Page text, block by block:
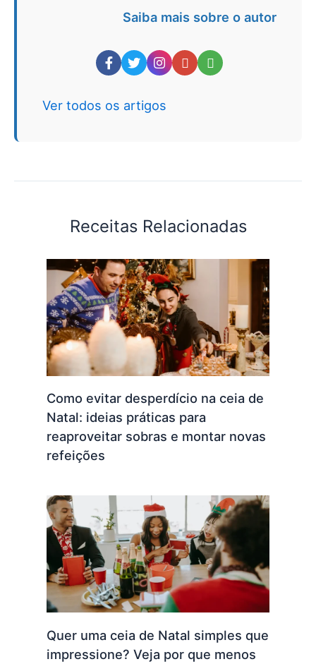
Saiba mais sobre o autor
Ver todos os artigos
Receitas Relacionadas
Como evitar desperdício na ceia de
Natal: ideias práticas para
reaproveitar sobras e montar novas
refeições
Quer uma ceia de Natal simples que
impressione? Veja por que menos